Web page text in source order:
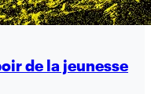
de la jeunesse